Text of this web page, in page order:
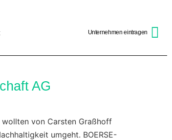
Unternehmen eintragen
AG
von Carsten Graßhoff
umgeht. BOERSE-